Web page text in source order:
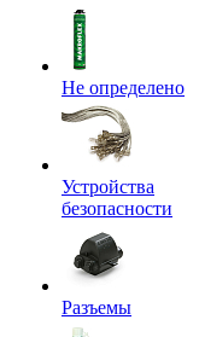
Не определено
Устройства
безопасности
Разъемы